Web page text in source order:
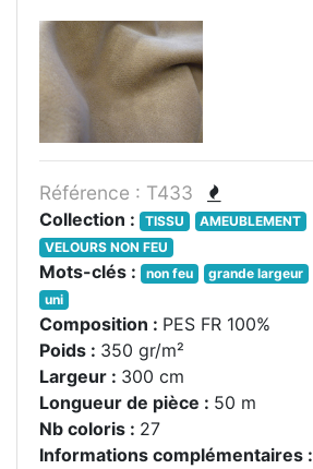
Référence : T433
Collection : TISSU
AMEUBLEMENT
VELOURS NON FEU
Mots-clés : non feu grande largeur
uni
Composition : PES FR 100%
Poids : 350 gr/m²
Largeur : 300 cm
Longueur de pièce : 50 m
Nb coloris : 27
Informations complémentaires :